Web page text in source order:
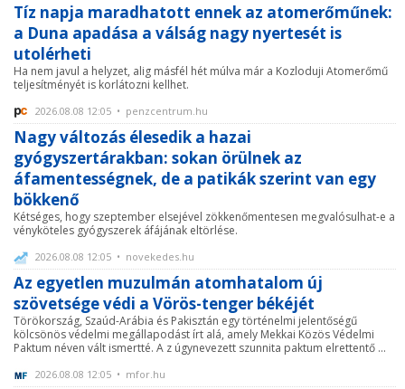
Tíz napja maradhatott ennek az atomerőműnek:
a Duna apadása a válság nagy nyertesét is
utolérheti
Ha nem javul a helyzet, alig másfél hét múlva már a Kozloduji Atomerőmű
teljesítményét is korlátozni kellhet.
2026.08.08 12:05 • penzcentrum.hu
Nagy változás élesedik a hazai
gyógyszertárakban: sokan örülnek az
áfamentességnek, de a patikák szerint van egy
bökkenő
Kétséges, hogy szeptember elsejével zökkenőmentesen megvalósulhat-e a
vényköteles gyógyszerek áfájának eltörlése.
2026.08.08 12:05 • novekedes.hu
Az egyetlen muzulmán atomhatalom új
szövetsége védi a Vörös-tenger békéjét
Törökország, Szaúd-Arábia és Pakisztán egy történelmi jelentőségű
kölcsönös védelmi megállapodást írt alá, amely Mekkai Közös Védelmi
Paktum néven vált ismertté. A z úgynevezett szunnita paktum elrettentő ...
2026.08.08 12:05 • mfor.hu